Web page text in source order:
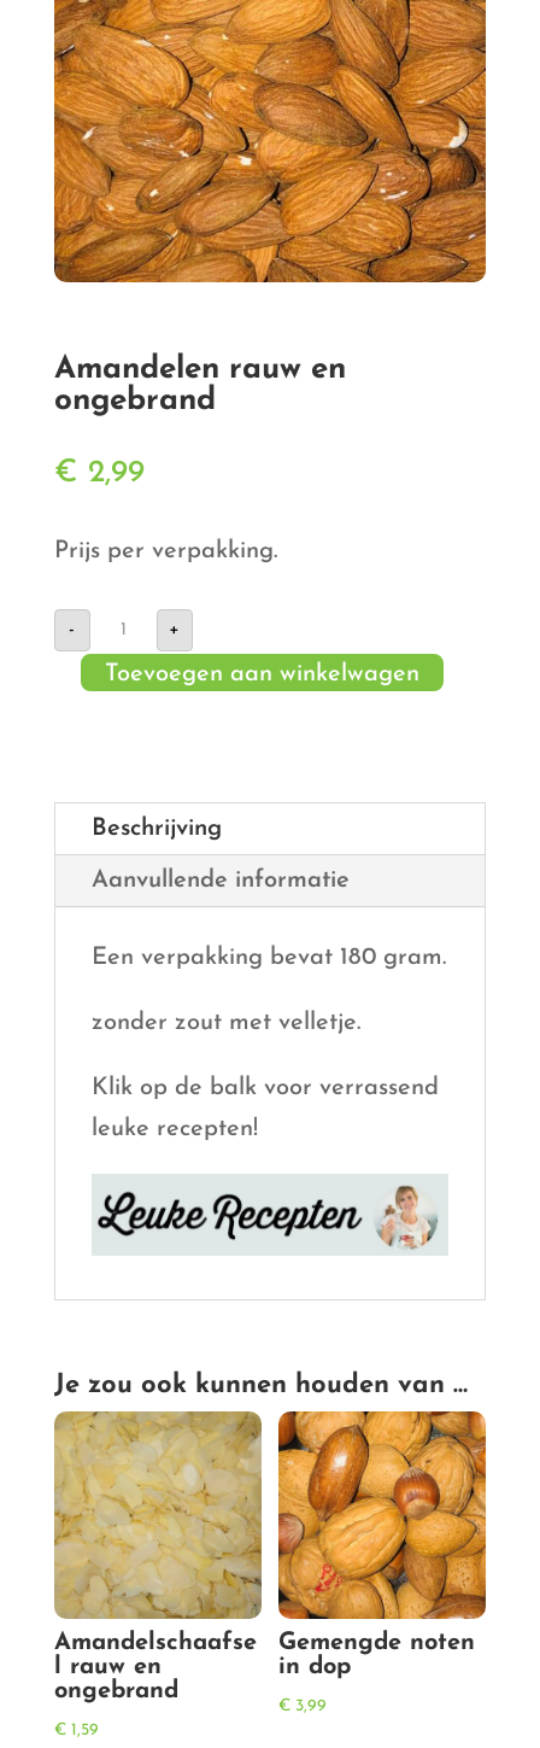
Amandelen rauw en
ongebrand
€ 2,99
Prijs per verpakking.
-
Amandelen
en
ongebrand
+
Toevoegen aan winkelwagen
Beschrijving
Aanvullende informatie
Een verpakking bevat 180 gram.
zonder zout met velletje.
Klik op de balk voor verrassend
leuke recepten!
Je zou ook kunnen houden van …
Amandelschaafse
l rauw en
ongebrand
€1,59
Gemengde noten
in dop
€ 3,99